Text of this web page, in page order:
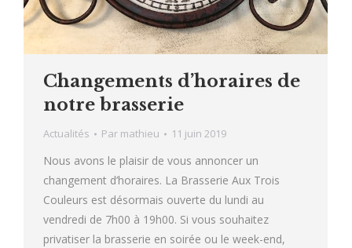
Changements d’horaires de
notre brasserie
Actualités Par mathieu 11 juin 2019
Nous avons le plaisir de vous annoncer un
changement d’horaires. La Brasserie Aux Trois
Couleurs est désormais ouverte du lundi au
vendredi de 7h00 à 19h00. Si vous souhaitez
privatiser la brasserie en soirée ou le week-end,